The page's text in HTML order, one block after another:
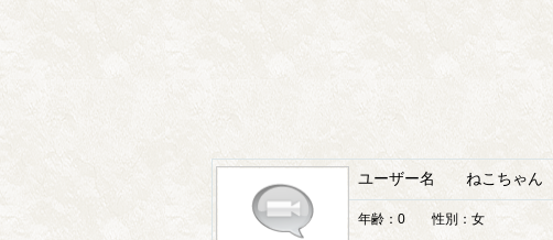
ユーザー名 ねこちゃん
年齢：0 性別：女